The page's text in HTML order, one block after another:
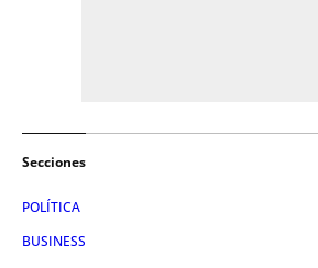
Secciones
POLÍTICA
BUSINESS